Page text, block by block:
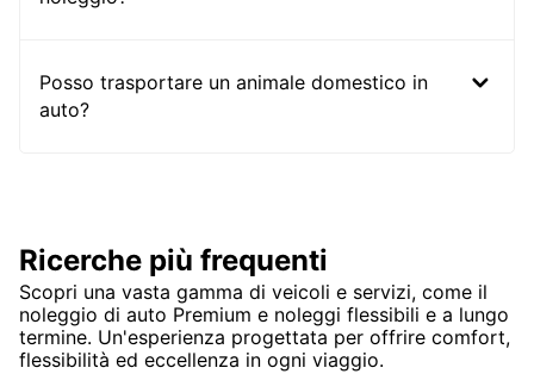
Posso trasportare un animale domestico in
auto?
Ricerche più frequenti
Scopri una vasta gamma di veicoli e servizi, come il
noleggio di auto Premium e noleggi flessibili e a lungo
termine. Un'esperienza progettata per offrire comfort,
flessibilità ed eccellenza in ogni viaggio.